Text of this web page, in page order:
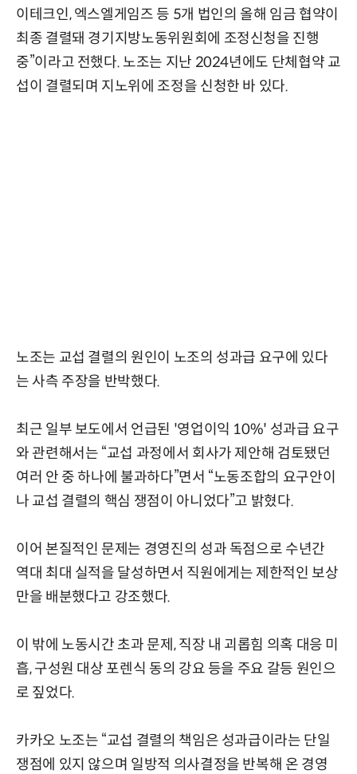
이테크인, 엑스엘게임즈 등 5개 법인의 올해 임금 협약이
최종 결렬돼 경기지방노동위원회에 조정신청을 진행
중”이라고 전했다. 노조는 지난 2024년에도 단체협약 교
섭이 결렬되며 지노위에 조정을 신청한 바 있다.
노조는 교섭 결렬의 원인이 노조의 성과급 요구에 있다
는 사측 주장을 반박했다.
최근 일부 보도에서 언급된 '영업이익 10%' 성과급 요구
와 관련해서는 “교섭 과정에서 회사가 제안해 검토됐던
여러 안 중 하나에 불과하다”면서 “노동조합의 요구안이
나 교섭 결렬의 핵심 쟁점이 아니었다”고 밝혔다.
이어 본질적인 문제는 경영진의 성과 독점으로 수년간
역대 최대 실적을 달성하면서 직원에게는 제한적인 보상
만을 배분했다고 강조했다.
이 밖에 노동시간 초과 문제, 직장 내 괴롭힘 의혹 대응 미
흡, 구성원 대상 포렌식 동의 강요 등을 주요 갈등 원인으
로 짚었다.
카카오 노조는 “교섭 결렬의 책임은 성과급이라는 단일
쟁점에 있지 않으며 일방적 의사결정을 반복해 온 경영